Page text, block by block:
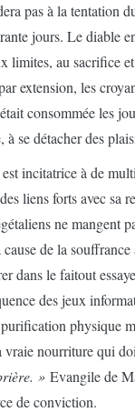
pas à la tentation
jours. Le diable
au sacrifice
extension, les
consommée les
se détacher des
incitatrice à de
liens forts avec
ne mangent
de la
dans le faitout
des jeux
physique
vraie nourriture qui
» Evangile de
de conviction.